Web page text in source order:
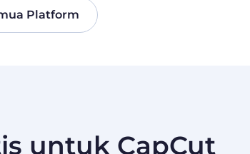
Platform
untuk CapCut